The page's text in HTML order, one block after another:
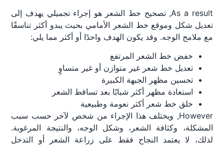
As a result, تصحيح خط الشعر هو إجراء تجميلي يهدف إلى
تعديل شكل وموقع خط الشعر الأمامي بحيث يبدو أكثر تناسقًا
مع ملامح الوجه. وقد يكون الهدف واحدًا أو أكثر مما يلي:
خفض خط الشعر المرتفع
تعديل خط شعر غير متوازن أو غير متساوٍ
تحسين مظهر الجبهة الكبيرة
استعادة مظهر أكثر شبابًا بعد تساقط الشعر
خلق خط شعر أكثر نعومة وطبيعية
However, ويختلف هذا الإجراء من شخص لآخر حسب سبب
المشكلة، وكثافة الشعر، وشكل الوجه، والنتيجة المرغوبة.
لذلك، لا يعتمد النجاح فقط على زراعة الشعر أو التدخل